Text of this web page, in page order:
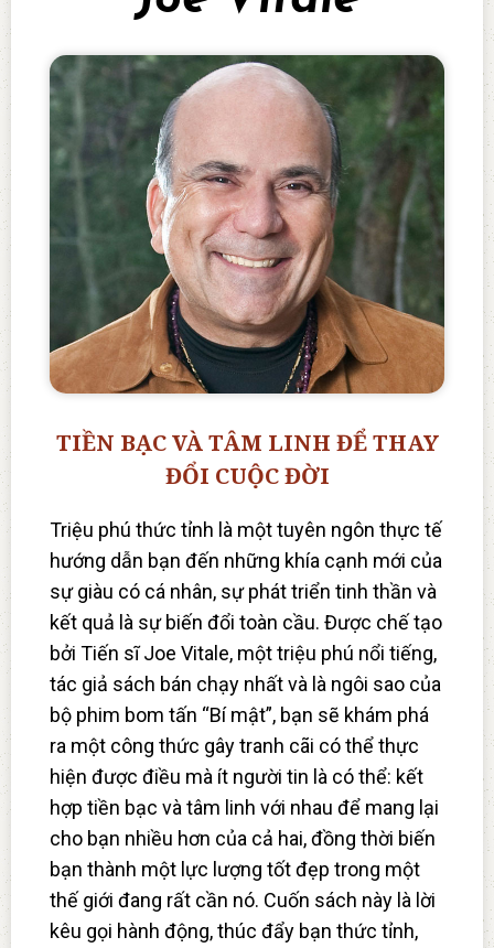
TIỀN BẠC VÀ TÂM LINH ĐỂ THAY
ĐỔI CUỘC ĐỜI
Triệu phú thức tỉnh là một tuyên ngôn thực tế
hướng dẫn bạn đến những khía cạnh mới của
sự giàu có cá nhân, sự phát triển tinh thần và
kết quả là sự biến đổi toàn cầu. Được chế tạo
bởi Tiến sĩ Joe Vitale, một triệu phú nổi tiếng,
tác giả sách bán chạy nhất và là ngôi sao của
bộ phim bom tấn “Bí mật”, bạn sẽ khám phá
ra một công thức gây tranh cãi có thể thực
hiện được điều mà ít người tin là có thể: kết
hợp tiền bạc và tâm linh với nhau để mang lại
cho bạn nhiều hơn của cả hai, đồng thời biến
bạn thành một lực lượng tốt đẹp trong một
thế giới đang rất cần nó. Cuốn sách này là lời
kêu gọi hành động, thúc đẩy bạn thức tỉnh,